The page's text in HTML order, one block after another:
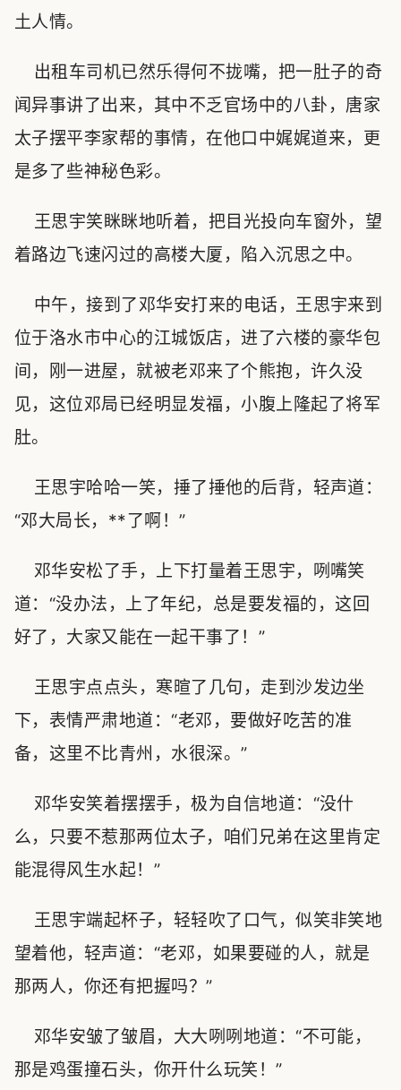
土人情。
出租车司机已然乐得何不拢嘴，把一肚子的奇
闻异事讲了出来，其中不乏官场中的八卦，唐家
太子摆平李家帮的事情，在他口中娓娓道来，更
是多了些神秘色彩。
王思宇笑眯眯地听着，把目光投向车窗外，望
着路边飞速闪过的高楼大厦，陷入沉思之中。
中午，接到了邓华安打来的电话，王思宇来到
位于洛水市中心的江城饭店，进了六楼的豪华包
间，刚一进屋，就被老邓来了个熊抱，许久没
见，这位邓局已经明显发福，小腹上隆起了将军
肚。
王思宇哈哈一笑，捶了捶他的后背，轻声道：
“邓大局长，**了啊！”
邓华安松了手，上下打量着王思宇，咧嘴笑
道：“没办法，上了年纪，总是要发福的，这回
好了，大家又能在一起干事了！”
王思宇点点头，寒暄了几句，走到沙发边坐
下，表情严肃地道：“老邓，要做好吃苦的准
备，这里不比青州，水很深。”
邓华安笑着摆摆手，极为自信地道：“没什
么，只要不惹那两位太子，咱们兄弟在这里肯定
能混得风生水起！”
王思宇端起杯子，轻轻吹了口气，似笑非笑地
望着他，轻声道：“老邓，如果要碰的人，就是
那两人，你还有把握吗？”
邓华安皱了皱眉，大大咧咧地道：“不可能，
那是鸡蛋撞石头，你开什么玩笑！”